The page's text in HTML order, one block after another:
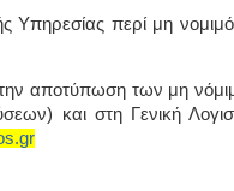
Υπηρεσίας περί μη
την αποτύπωση των μη
και στη Γενική